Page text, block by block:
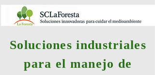
Soluciones industriales
para el manejo de